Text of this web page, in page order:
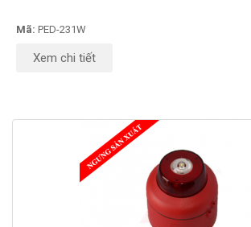
Mã: PED-231W
Xem chi tiết